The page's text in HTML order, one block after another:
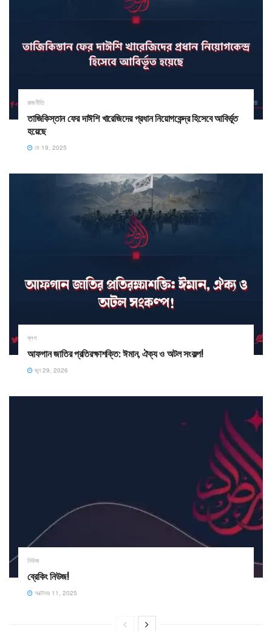
রাজনীতি
তাজিকিস্তান ফের দাঈশি খারেজিদের প্রধান নিয়োগকেন্দ্র হিসেবে আবির্ভূত
হয়েছে
মে 19, 2025
ব্লগ
আফগান জাতির প্রতিরক্ষাশক্তি: ঈমান, ঐক্য ও অটল সংকল্প!
জুন 29, 2026
নিউজ
ব্রেকিং নিউজ!
অক্টোবর 11, 2025